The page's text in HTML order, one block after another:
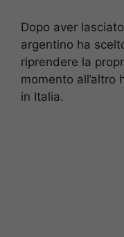
Dopo aver
argentino ha
riprendere la
momento
in Italia.